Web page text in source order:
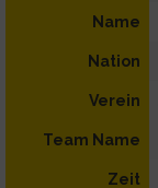
Name
Nation
Verein
Team Name
Zeit